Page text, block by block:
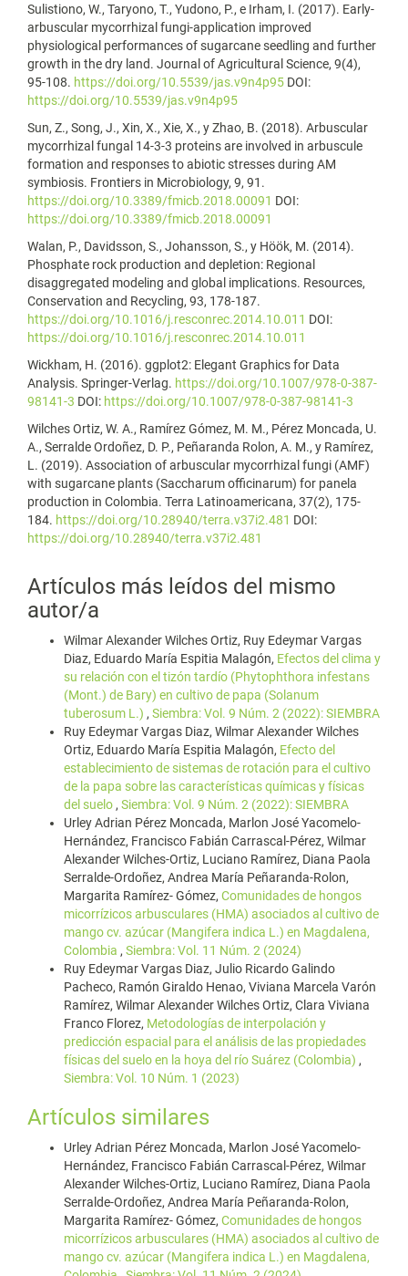
Sulistiono, W., Taryono, T., Yudono, P., e Irham, I. (2017). Early-
arbuscular mycorrhizal fungi-application improved
physiological performances of sugarcane seedling and further
growth in the dry land. Journal of Agricultural Science, 9(4),
95-108. https://doi.org/10.5539/jas.v9n4p95 DOI:
https://doi.org/10.5539/jas.v9n4p95
Sun, Z., Song, J., Xin, X., Xie, X., y Zhao, B. (2018). Arbuscular
mycorrhizal fungal 14-3-3 proteins are involved in arbuscule
formation and responses to abiotic stresses during AM
symbiosis. Frontiers in Microbiology, 9, 91.
https://doi.org/10.3389/fmicb.2018.00091 DOI:
https://doi.org/10.3389/fmicb.2018.00091
Walan, P., Davidsson, S., Johansson, S., y Höök, M. (2014).
Phosphate rock production and depletion: Regional
disaggregated modeling and global implications. Resources,
Conservation and Recycling, 93, 178-187.
https://doi.org/10.1016/j.resconrec.2014.10.011 DOI:
https://doi.org/10.1016/j.resconrec.2014.10.011
Wickham, H. (2016). ggplot2: Elegant Graphics for Data
Analysis. Springer-Verlag. https://doi.org/10.1007/978-0-387-
98141-3 DOI: https://doi.org/10.1007/978-0-387-98141-3
Wilches Ortiz, W. A., Ramírez Gómez, M. M., Pérez Moncada, U.
A., Serralde Ordoñez, D. P., Peñaranda Rolon, A. M., y Ramírez,
L. (2019). Association of arbuscular mycorrhizal fungi (AMF)
with sugarcane plants (Saccharum officinarum) for panela
production in Colombia. Terra Latinoamericana, 37(2), 175-
184. https://doi.org/10.28940/terra.v37i2.481 DOI:
https://doi.org/10.28940/terra.v37i2.481
Artículos más leídos del mismo
autor/a
Wilmar Alexander Wilches Ortiz, Ruy Edeymar Vargas
Diaz, Eduardo María Espitia Malagón, Efectos del clima y
su relación con el tizón tardío (Phytophthora infestans
(Mont.) de Bary) en cultivo de papa (Solanum
tuberosum L.) , Siembra: Vol. 9 Núm. 2 (2022): SIEMBRA
Ruy Edeymar Vargas Diaz, Wilmar Alexander Wilches
Ortiz, Eduardo María Espitia Malagón, Efecto del
establecimiento de sistemas de rotación para el cultivo
de la papa sobre las características químicas y físicas
del suelo , Siembra: Vol. 9 Núm. 2 (2022): SIEMBRA
Urley Adrian Pérez Moncada, Marlon José Yacomelo-
Hernández, Francisco Fabián Carrascal-Pérez, Wilmar
Alexander Wilches-Ortiz, Luciano Ramírez, Diana Paola
Serralde-Ordoñez, Andrea María Peñaranda-Rolon,
Margarita Ramírez- Gómez, Comunidades de hongos
micorrízicos arbusculares (HMA) asociados al cultivo de
mango cv. azúcar (Mangifera indica L.) en Magdalena,
Colombia , Siembra: Vol. 11 Núm. 2 (2024)
Ruy Edeymar Vargas Diaz, Julio Ricardo Galindo
Pacheco, Ramón Giraldo Henao, Viviana Marcela Varón
Ramírez, Wilmar Alexander Wilches Ortiz, Clara Viviana
Franco Florez, Metodologías de interpolación y
predicción espacial para el análisis de las propiedades
físicas del suelo en la hoya del río Suárez (Colombia) ,
Siembra: Vol. 10 Núm. 1 (2023)
Artículos similares
Urley Adrian Pérez Moncada, Marlon José Yacomelo-
Hernández, Francisco Fabián Carrascal-Pérez, Wilmar
Alexander Wilches-Ortiz, Luciano Ramírez, Diana Paola
Serralde-Ordoñez, Andrea María Peñaranda-Rolon,
Margarita Ramírez- Gómez, Comunidades de hongos
micorrízicos arbusculares (HMA) asociados al cultivo de
mango cv. azúcar (Mangifera indica L.) en Magdalena,